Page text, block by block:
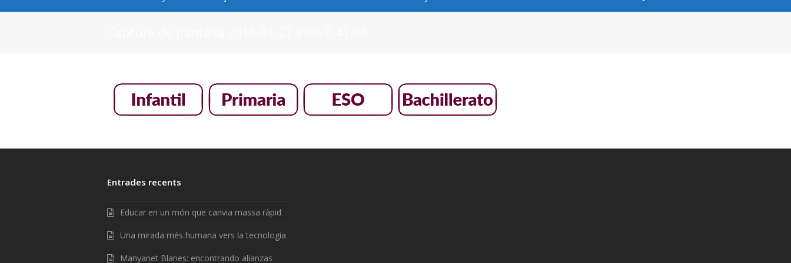
Entrades recents
Educar en un món que canvia massa ràpid
Una mirada més humana vers la tecnologia
Manyanet Blanes: encontrando alianzas